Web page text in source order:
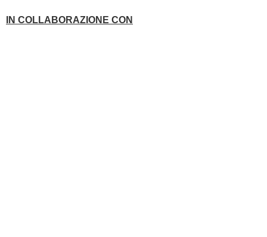
IN COLLABORAZIONE CON